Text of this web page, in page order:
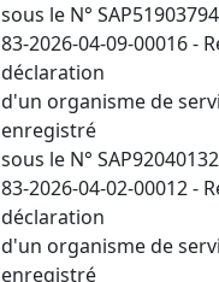
sous le N°
83-2026-04-09-00016 -
déclaration
d'un organisme de
enregistré
sous le N°
83-2026-04-02-00012 -
déclaration
d'un organisme de
enregistré